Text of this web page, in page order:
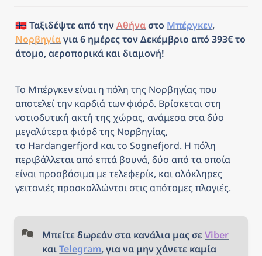
🇳🇴 Ταξιδέψτε από την Αθήνα στο Μπέργκεν
Νορβηγία για 6 ημέρες τον Δεκέμβριο από 393€ το
άτομο, αεροπορικά και διαμονή!
Το Μπέργκεν είναι η πόλη της Νορβηγίας που
αποτελεί την καρδιά των φιόρδ. Βρίσκεται στη
νοτιοδυτική ακτή της χώρας, ανάμεσα στα δύο
μεγαλύτερα φιόρδ της Νορβηγίας,
το Hardangerfjord και το Sognefjord. Η πόλη
περιβάλλεται από επτά βουνά, δύο από τα οποία
είναι προσβάσιμα με τελεφερίκ, και ολόκληρες
γειτονιές προσκολλώνται στις απότομες πλαγιές.
Μπείτε δωρεάν στα κανάλια μας σε Viber
και Telegram, για να μην χάνετε καμία